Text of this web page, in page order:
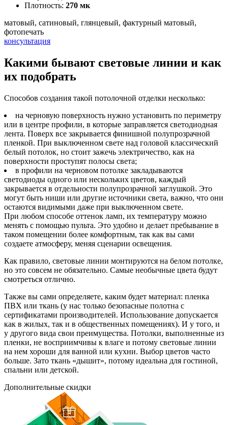
Плотность: 270 мк
матовый, сатиновый, глянцевый, фактурный матовый,
фотопечать
консультация
Какими бывают световые линии и как
их подобрать
Способов создания такой потолочной отделки несколько:
на черновую поверхность нужно установить по периметру
или в центре профили, в которые заправляется светодиодная
лента. Поверх все закрывается финишной полупрозрачной
пленкой. При выключенном свете над головой классический
белый потолок, но стоит зажечь электричество, как на
поверхности проступят полосы света;
в профили на черновом потолке закладываются
светодиоды одного или нескольких цветов, каждый
закрывается в отдельности полупрозрачной заглушкой. Это
могут быть ниши или другие источники света, важно, что они
остаются видимыми даже при выключенном свете.
При любом способе оттенок ламп, их температуру можно
менять с помощью пульта. Это удобно и делает пребывание в
таком помещении более комфортным, так как вы сами
создаете атмосферу, меняя сценарии освещения.
Как правило, световые линии монтируются на белом потолке,
но это совсем не обязательно. Самые необычные цвета будут
смотреться отлично.
Также вы сами определяете, каким будет материал: пленка
ПВХ или ткань (у нас только безопасные полотна с
сертификатами производителей. Использование допускается
как в жилых, так и в общественных помещениях). И у того, и
у другого вида свои преимущества. Потолки, выполненные из
пленки, не восприимчивы к влаге и потому световые линии
на нем хороши для ванной или кухни. Выбор цветов часто
больше. Зато ткань «дышит», потому идеальна для гостиной,
спальни или детской.
Дополнительные скидки